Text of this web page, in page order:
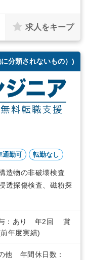
求人をキープ
分類されないもの）)
通勤可 転勤なし
造物の非破壊検査
透探傷検査、磁粉探
：あり 年2回 賞
年度実績)
他 年間休日数：